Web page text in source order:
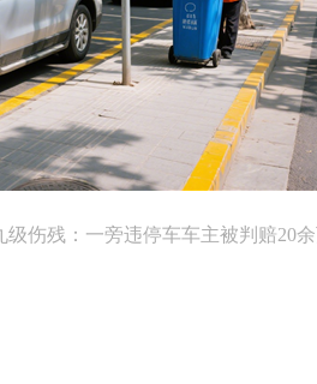
级伤残：一旁违停车车主被判赔20